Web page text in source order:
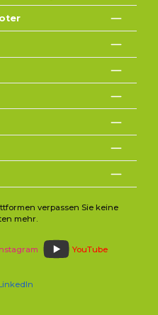
verpassen Sie keine
mehr.
YouTube